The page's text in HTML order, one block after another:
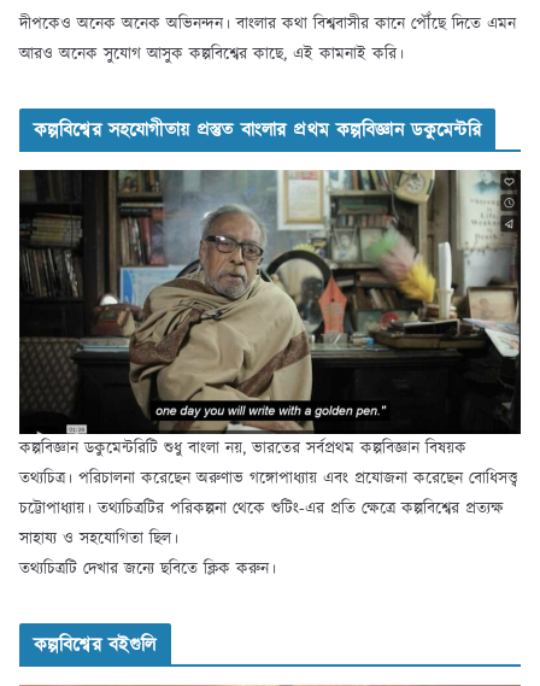
দীপকেও অনেক অনেক অভিনন্দন। বাংলার কথা বিশ্ববাসীর কানে পৌঁছে দিতে এমন
আরও অনেক সুযোগ আসুক কল্পবিশ্বের কাছে, এই কামনাই করি।
কল্পবিশ্বের সহযোগীতায় প্রস্তুত বাংলার প্রথম কল্পবিজ্ঞান ডকুমেন্টরি
কল্পবিজ্ঞান ডকুমেন্টরিটি শুধু বাংলা নয়, ভারতের সর্বপ্রথম কল্পবিজ্ঞান বিষয়ক
তথ্যচিত্র। পরিচালনা করেছেন অরুণাভ গঙ্গোপাধ্যায় এবং প্রযোজনা করেছেন বোধিসত্ত্ব
চট্টোপাধ্যায়। তথ্যচিত্রটির পরিকল্পনা থেকে শুটিং-এর প্রতি ক্ষেত্রে কল্পবিশ্বের প্রত্যক্ষ
সাহায্য ও সহযোগিতা ছিল।
তথ্যচিত্রটি দেখার জন্যে ছবিতে ক্লিক করুন।
কল্পবিশ্বের বইগুলি